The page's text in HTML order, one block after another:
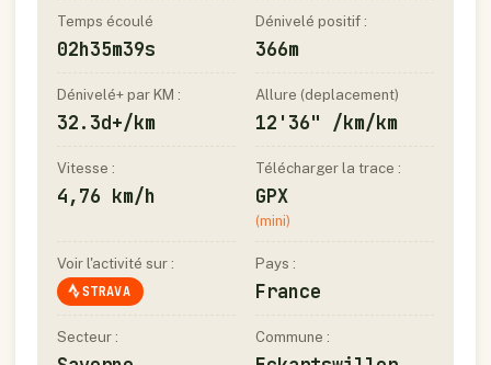
Temps écoulé
02h35m39s
Dénivelé positif :
366m
Dénivelé+ par KM :
32.3d+/km
Allure (deplacement)
12'36" /km/km
Vitesse :
4,76 km/h
Télécharger la trace :
GPX
(mini)
Voir l'activité sur :
STRAVA
Pays :
France
Secteur : Commune :